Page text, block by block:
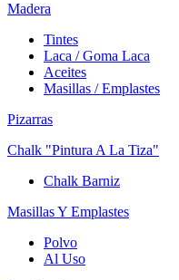
Madera
Tintes
Laca / Goma Laca
Aceites
Masillas / Emplastes
Pizarras
Chalk "Pintura A La Tiza"
Chalk Barniz
Masillas Y Emplastes
Polvo
Al Uso